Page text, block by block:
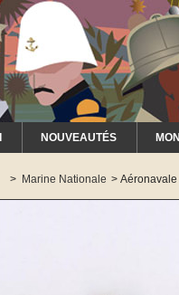
NOUVEAUTÉS
> Marine Nationale >